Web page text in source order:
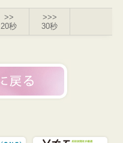
>>
20秒
>>>
30秒